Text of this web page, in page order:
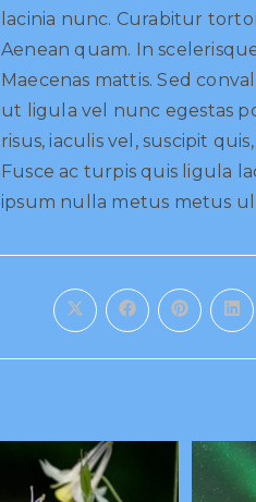
lacinia nunc. Curabitur
Aenean quam. In
Maecenas mattis. Sed
ut ligula vel nunc egestas
risus, iaculis vel, suscipit
Fusce ac turpis quis ligula
ipsum nulla metus metus